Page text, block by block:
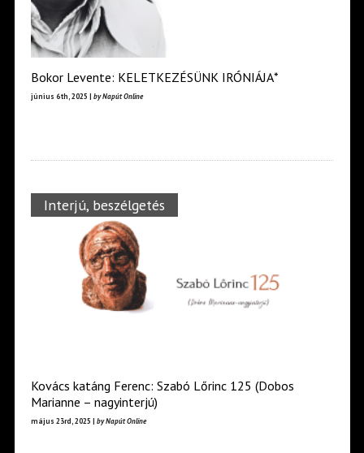
Bokor Levente: KELETKEZÉSÜNK IRÓNIÁJA*
június 6th, 2025 | by Napút Online
Interjú, beszélgetés
Kovács katáng Ferenc: Szabó Lőrinc 125 (Dobos
Marianne – nagyinterjú)
május 23rd, 2025 | by Napút Online